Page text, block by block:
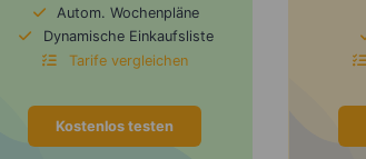
Autom. Wochenpläne
Dynamische Einkaufsliste
Tarife vergleichen
Kostenlos testen